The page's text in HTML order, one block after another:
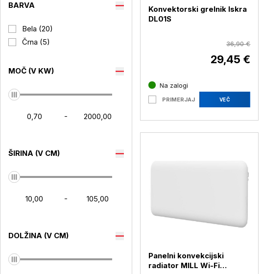
BARVA
Bela (20)
Črna (5)
MOČ (V KW)
-
ŠIRINA (V CM)
-
DOLŽINA (V CM)
Konvektorski grelnik Iskra
DL01S
36,90 €
29,45 €
Na zalogi
PRIMERJAJ VEČ
Panelni konvekcijski
radiator MILL Wi-Fi